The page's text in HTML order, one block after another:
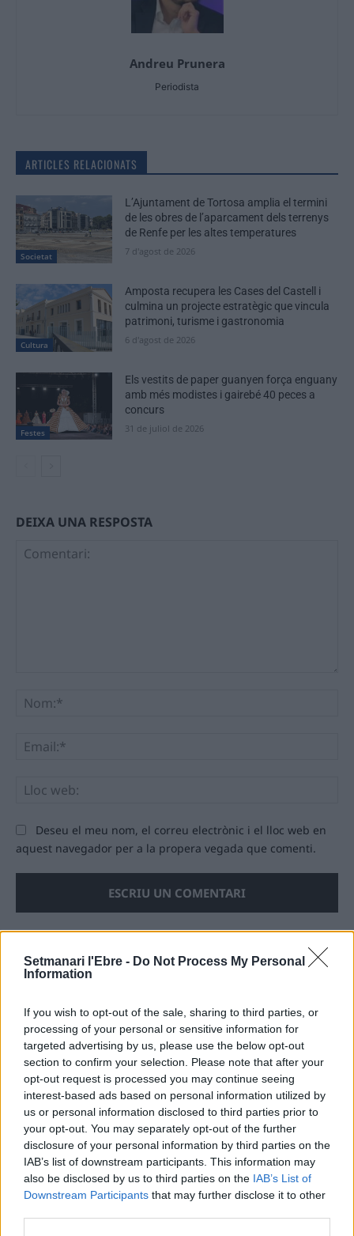
Setmanari l'Ebre - Do Not Process My Personal
Information
If you wish to opt-out of the sale, sharing to third parties, or
processing of your personal or sensitive information for
targeted advertising by us, please use the below opt-out
section to confirm your selection. Please note that after your
opt-out request is processed you may continue seeing
interest-based ads based on personal information utilized by
us or personal information disclosed to third parties prior to
your opt-out. You may separately opt-out of the further
disclosure of your personal information by third parties on the
IAB’s list of downstream participants. This information may
also be disclosed by us to third parties on the IAB’s List of
Downstream Participants that may further disclose it to other
Andreu Prunera
Periodista
ARTICLES RELACIONATS
Societat
L’Ajuntament de Tortosa amplia el termini
de les obres de l’aparcament dels terrenys
de Renfe per les altes temperatures
7 d'agost de 2026
Cultura
Amposta recupera les Cases del Castell i
culmina un projecte estratègic que vincula
patrimoni, turisme i gastronomia
6 d'agost de 2026
Festes
Els vestits de paper guanyen força enguany
amb més modistes i gairebé 40 peces a
concurs
31 de juliol de 2026
DEIXA UNA RESPOSTA
Deseu el meu nom, el correu electrònic i el lloc web en
aquest navegador per a la propera vegada que comenti.
ÚLTIMES NOTÍCIES
L’Ajuntament de Tortosa amplia el
termini de les obres de l’aparcament
dels terrenys de Renfe per les altes
temperatures
7 d'agost de 2026
Amposta recupera les Cases del Castell
i culmina un projecte estratègic que
vincula patrimoni, turisme i
gastronomia
6 d'agost de 2026
enguany amb més modistes i gairebé